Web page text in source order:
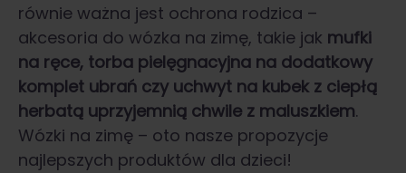
równie ważna jest ochrona rodzica –
akcesoria do wózka na zimę, takie jak mufki
na ręce, torba pielęgnacyjna na dodatkowy
komplet ubrań czy uchwyt na kubek z ciepłą
herbatą uprzyjemnią chwile z maluszkiem.
Wózki na zimę – oto nasze propozycje
najlepszych produktów dla dzieci!